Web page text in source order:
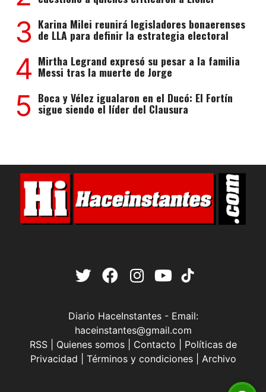
3 Karina Milei reunirá legisladores bonaerenses
de LLA para definir la estrategia electoral
4 Mirtha Legrand expresó su pesar a la familia
Messi tras la muerte de Jorge
5 Boca y Vélez igualaron en el Ducó: El Fortín
sigue siendo el líder del Clausura
Diario HaceInstantes - Email:
haceinstantes@gmail.com
RSS| Quienes somos| Contacto
Políticas de
Privacidad
Términos y condiciones| Archivo